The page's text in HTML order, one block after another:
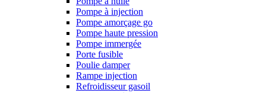
Pompe à injection
Pompe amorçage go
Pompe haute pression
Pompe immergée
Porte fusible
Poulie damper
Rampe injection
Refroidisseur gasoil